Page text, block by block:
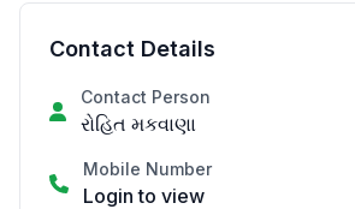
Contact Details
Contact Person
રોહિત મકવાણા
Mobile Number
Login to view